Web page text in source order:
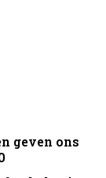
geven ons